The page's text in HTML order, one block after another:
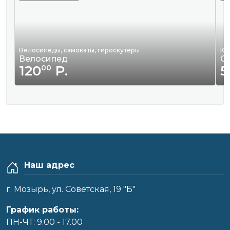
Велосипеды, самокаты, гироскутеры
Велосипед
12000Р.
Наш адрес
г. Мозырь, ул. Советская, 19 "Б"
График работы:
ПН-ЧТ: 9.00 - 17.00